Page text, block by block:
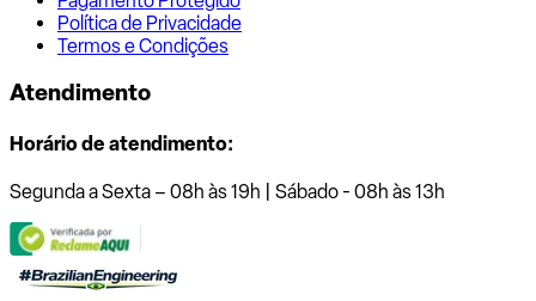
Política de Privacidade
Termos e Condições
Atendimento
Horário de atendimento:
Segunda a Sexta – 08h às 19h | Sábado - 08h às 13h